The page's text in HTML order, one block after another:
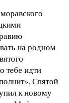
на родном
тебе идти
Святой
к новому